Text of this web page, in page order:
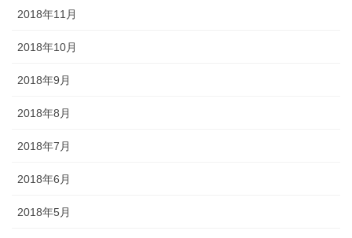
2018年11月
2018年10月
2018年9月
2018年8月
2018年7月
2018年6月
2018年5月